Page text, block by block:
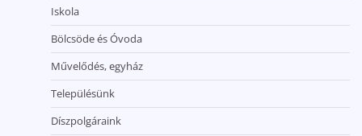
Iskola
Bölcsöde és Óvoda
Művelődés, egyház
Településünk
Díszpolgáraink